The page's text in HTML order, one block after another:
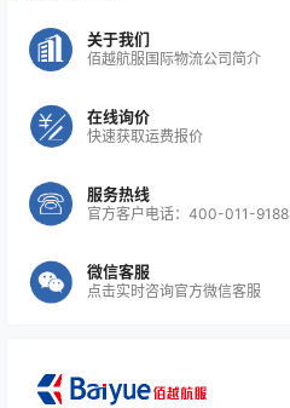
关于我们
佰越航服国际物流公司简介
在线询价
快速获取运费报价
服务热线
官方客户电话：400-011-9188
微信客服
点击实时咨询官方微信客服